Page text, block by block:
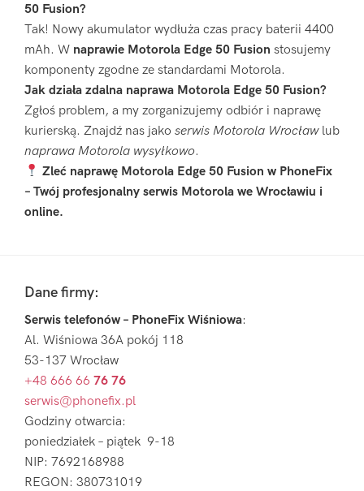
50 Fusion?
Tak! Nowy akumulator wydłuża czas pracy baterii 4400
mAh. W naprawie Motorola Edge 50 Fusion stosujemy
komponenty zgodne ze standardami Motorola.
Jak działa zdalna naprawa Motorola Edge 50 Fusion?
Zgłoś problem, a my zorganizujemy odbiór i naprawę
kurierską. Znajdź nas jako serwis Motorola Wrocławlub
naprawa Motorola wysyłkowo.
Zleć naprawę Motorola Edge 50 Fusion w PhoneFix
– Twój profesjonalny serwis Motorola we Wrocławiu i
online.
Sidebar
FooterDane firmy:
Serwis telefonów – PhoneFix Wiśniowa:
Al. Wiśniowa 36A pokój 118
53-137 Wrocław
+48 666 66 76 76
serwis@phonefix.pl
Godziny otwarcia:
poniedziałek – piątek 9-18
NIP: 7692168988
REGON: 380731019